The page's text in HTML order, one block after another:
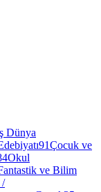
Dünya
91Çocuk ve
Okul
ve Bilim
/